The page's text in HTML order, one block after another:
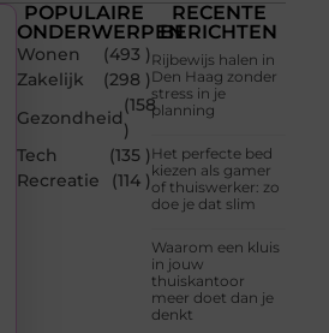
POPULAIRE
ONDERWERPEN
Wonen
(493 )
Zakelijk
(298 )
Gezondheid
(158
)
Tech
(135 )
Recreatie
(114 )
RECENTE
BERICHTEN
Rijbewijs halen in
Den Haag zonder
stress in je
planning
Het perfecte bed
kiezen als gamer
of thuiswerker: zo
doe je dat slim
Waarom een kluis
in jouw
thuiskantoor
meer doet dan je
denkt